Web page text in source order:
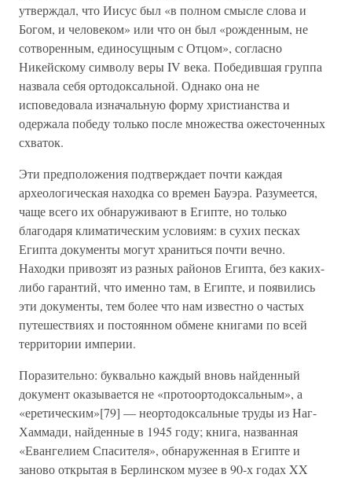
утверждал, что Иисус был «в полном смысле слова и
Богом, и человеком» или что он был «рожденным, не
сотворенным, единосущным с Отцом», согласно
Никейскому символу веры IV века. Победившая группа
назвала себя ортодоксальной. Однако она не
исповедовала изначальную форму христианства и
одержала победу только после множества ожесточенных
схваток.
Эти предположения подтверждает почти каждая
археологическая находка со времен Бауэра. Разумеется,
чаще всего их обнаруживают в Египте, но только
благодаря климатическим условиям: в сухих песках
Египта документы могут храниться почти вечно.
Находки привозят из разных районов Египта, без каких-
либо гарантий, что именно там, в Египте, и появились
эти документы, тем более что нам известно о частых
путешествиях и постоянном обмене книгами по всей
территории империи.
Поразительно: буквально каждый вновь найденный
документ оказывается не «протоортодоксальным», а
«еретическим»[79] — неортодоксальные труды из Наг-
Хаммади, найденные в 1945 году; книга, названная
«Евангелием Спасителя», обнаруженная в Египте и
заново открытая в Берлинском музее в 90-х годах XX